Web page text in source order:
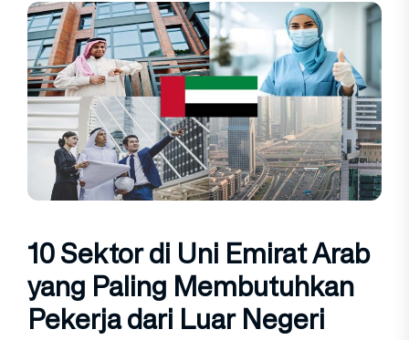
10 Sektor di Uni Emirat Arab
yang Paling Membutuhkan
Pekerja dari Luar Negeri